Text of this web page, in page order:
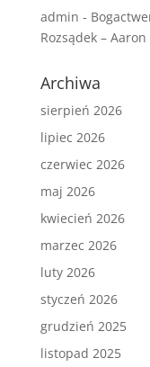
admin -
Rozsądek –
Archiwa
sierpień 2026
lipiec 2026
czerwiec 2026
maj 2026
kwiecień 2026
marzec 2026
luty 2026
styczeń 2026
grudzień 2025
listopad 2025